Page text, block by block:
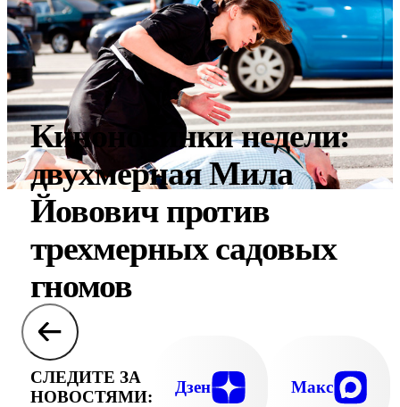
Киноновинки недели:
двухмерная Мила
Йовович против
трехмерных садовых
гномов
СЛЕДИТЕ ЗА
НОВОСТЯМИ:
Дзен Макс